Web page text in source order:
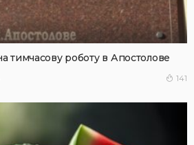
тимчасову роботу в Апостолове
141